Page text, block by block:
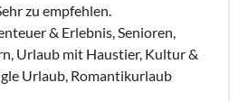
zu empfehlen.
& Erlebnis, Senioren,
Urlaub mit Haustier, Kultur &
Urlaub, Romantikurlaub